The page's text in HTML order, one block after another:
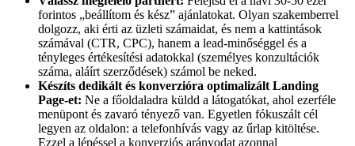
forintos „beállítom és kész” ajánlatokat. Olyan szakemberrel
dolgozz, aki érti az üzleti számaidat, és nem a kattintások
számával (CTR, CPC), hanem a lead-minőséggel és a
tényleges értékesítési adatokkal (személyes konzultációk
száma, aláírt szerződések) számol be neked.
Készíts dedikált és konverzióra optimalizált Landing
Page-et: Ne a főoldaladra küldd a látogatókat, ahol ezerféle
menüpont és zavaró tényező van. Egyetlen fókuszált cél
legyen az oldalon: a telefonhívás vagy az űrlap kitöltése.
Ezzel a lépéssel a konverziós arányodat azonnal